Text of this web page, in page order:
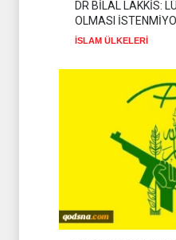
DR BİLAL LAKKİS:
OLMASI
İSLAM ÜLKELERİ